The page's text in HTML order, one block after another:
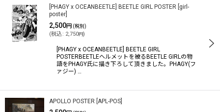
[PHAGY x OCEANBEETLE] BEETLE GIRL POSTER girl-
poster
2,500円 (税別)
(税込: 2,750円)
[PHAGY x OCEANBEETLE] BEETLE GIRL
POSTERBEETLEヘルメットを被るBEETLE GIRLの物
語をPHAGY氏に描き下ろして頂きました。PHAGY(フ
ァジー) …
APOLLO POSTER APL-POS